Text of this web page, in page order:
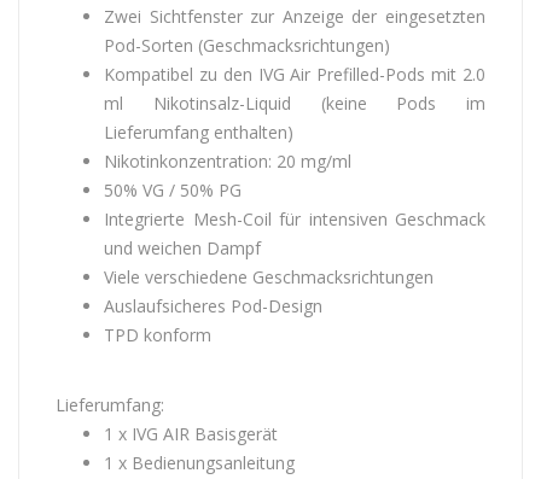
Zwei Sichtfenster zur Anzeige der eingesetzten
Pod-Sorten (Geschmacksrichtungen)
Kompatibel zu den IVG Air Prefilled-Pods mit 2.0
ml Nikotinsalz-Liquid (keine Pods im
Lieferumfang enthalten)
Nikotinkonzentration: 20 mg/ml
50% VG / 50% PG
Integrierte Mesh-Coil für intensiven Geschmack
und weichen Dampf
Viele verschiedene Geschmacksrichtungen
Auslaufsicheres Pod-Design
TPD konform
Lieferumfang:
1 x IVG AIR Basisgerät
1 x Bedienungsanleitung